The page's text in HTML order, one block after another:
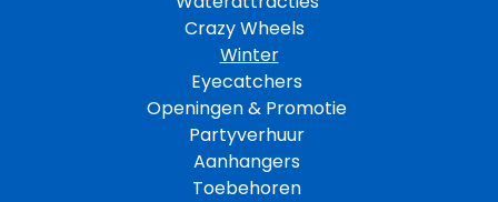
Crazy Wheels
Winter
Eyecatchers
Openingen & Promotie
Partyverhuur
Aanhangers
Toebehoren